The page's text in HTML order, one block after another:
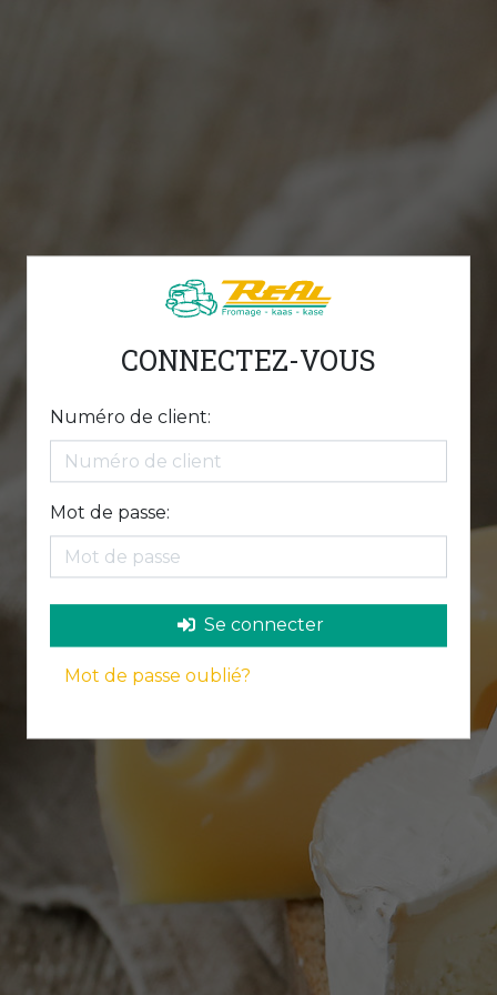
CONNECTEZ-VOUS
Numéro de client:
Mot de passe:
Se connecter
Mot de passe oublié?